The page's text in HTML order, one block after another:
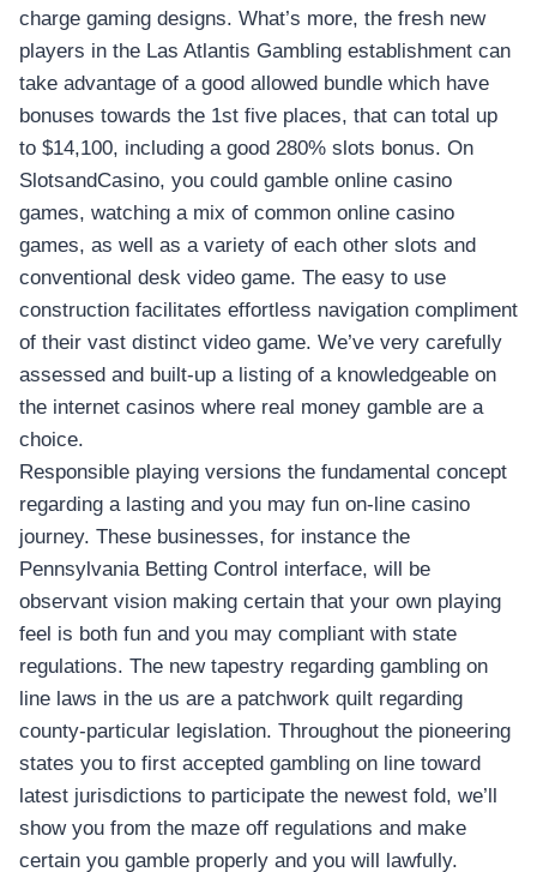
charge gaming designs. What’s more, the fresh new
players in the Las Atlantis Gambling establishment can
take advantage of a good allowed bundle which have
bonuses towards the 1st five places, that can total up
to $14,100, including a good 280% slots bonus. On
SlotsandCasino, you could gamble online casino
games, watching a mix of common online casino
games, as well as a variety of each other slots and
conventional desk video game. The easy to use
construction facilitates effortless navigation compliment
of their vast distinct video game. We’ve very carefully
assessed and built-up a listing of a knowledgeable on
the internet casinos where real money gamble are a
choice.
Responsible playing versions the fundamental concept
regarding a lasting and you may fun on-line casino
journey. These businesses, for instance the
Pennsylvania Betting Control interface, will be
observant vision making certain that your own playing
feel is both fun and you may compliant with state
regulations. The new tapestry regarding gambling on
line laws in the us are a patchwork quilt regarding
county-particular legislation. Throughout the pioneering
states you to first accepted gambling on line toward
latest jurisdictions to participate the newest fold, we’ll
show you from the maze off regulations and make
certain you gamble properly and you will lawfully.